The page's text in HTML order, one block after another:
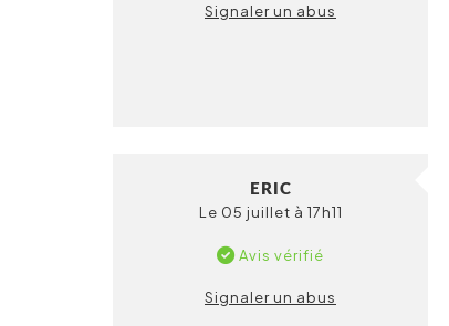
Signaler un abus
ERIC
Le 05 juillet à 17h11
Avis vérifié
Signaler un abus